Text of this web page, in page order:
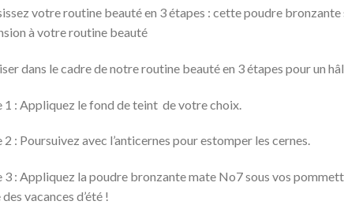
votre routine beauté en 3 étapes : cette poudre
à votre routine beauté
dans le cadre de notre routine beauté en 3 étapes pour un
1 : Appliquez le fond de teint de votre choix.
2 : Poursuivez avec l’anticernes pour estomper les cernes.
3 : Appliquez la poudre bronzante mate No7 sous vos
vacances d’été !